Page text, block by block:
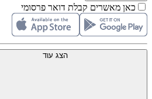
כאן מאשרים קבלת דואר פרסומי
הצג עוד